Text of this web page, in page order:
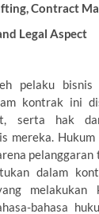
Contract
Legal Aspect
pelaku bisnis
kontrak ini
serta hak
mereka.
dalam
melakukan
bahasa